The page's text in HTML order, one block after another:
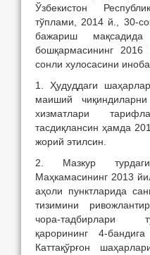
Ўзбекистон
тўплами, 2014 й., 30-
бажариш
бошқармасининг
сонли хулосасини
1. Ҳудуддаги
маиший
хизматлари
тасдиқлансин ҳамда
жорий этилсин.
2. Мазкур
Маҳкамасининг 2013
аҳоли пунктларида
тизимини
чора-тадбирлари
қарорининг 4-
Каттақўрғон